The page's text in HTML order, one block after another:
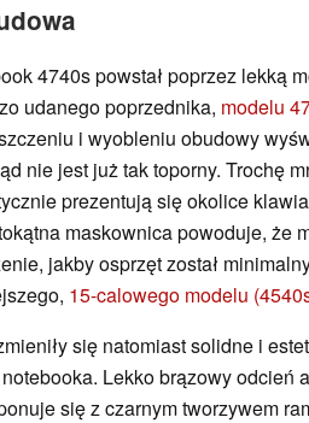
4740s powstał poprzez lekką
udanego poprzednika, modelu
i wyobleniu obudowy
nie jest już tak toporny. Trochę
prezentują się okolice
maskownica powoduje, że
jakby osprzęt został
15-calowego modelu
się natomiast solidne i
Lekko brązowy odcień
się z czarnym tworzywem